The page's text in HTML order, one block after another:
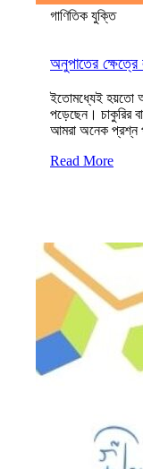
গাণিতিক যুক্তি
অনুপাতের
ইতোমধ্যেই হয়তো
পড়েছেন। চাকুরির
আমরা অনেক প্রশ্ন
Read More